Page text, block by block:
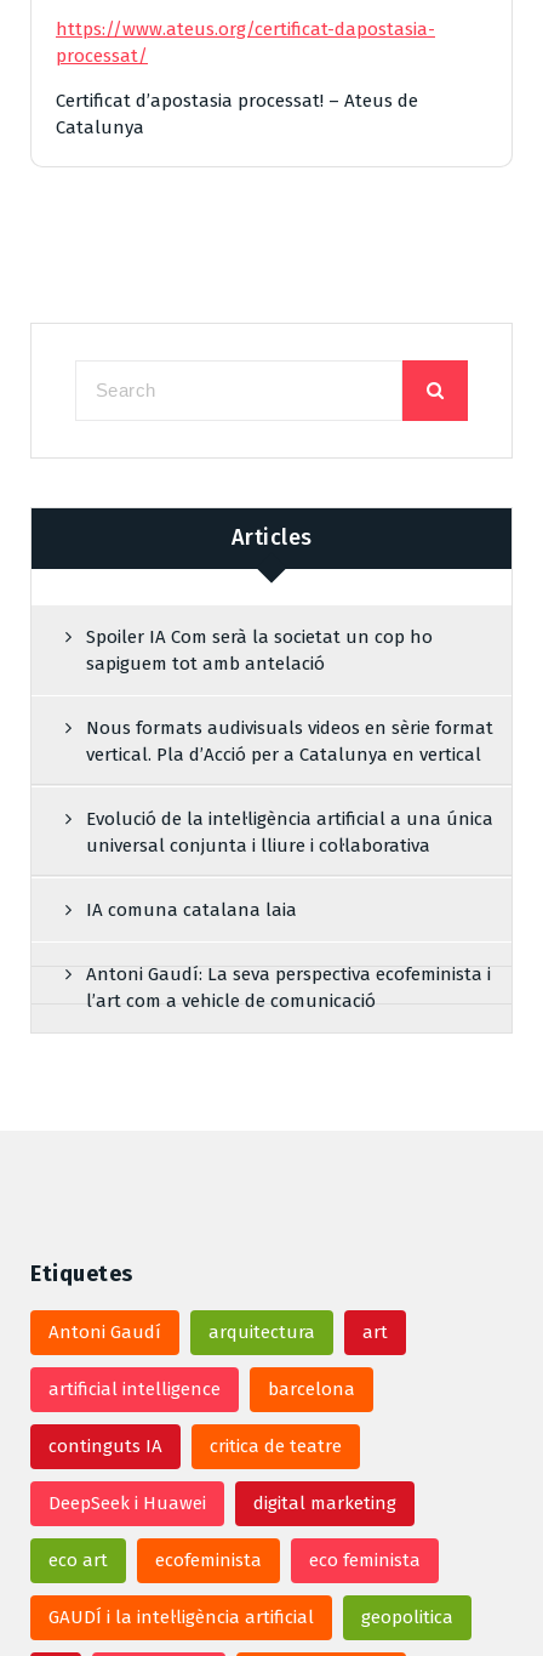
https://www.ateus.org/certificat-dapostasia-
processat/
Certificat d’apostasia processat! – Ateus de
Catalunya
Articles
Spoiler IA Com serà la societat un cop ho
sapiguem tot amb antelació
Nous formats audivisuals videos en sèrie format
vertical. Pla d’Acció per a Catalunya en vertical
Evolució de la intel·ligència artificial a una única
universal conjunta i lliure i col·laborativa
IA comuna catalana laia
Antoni Gaudí: La seva perspectiva ecofeminista i
l’art com a vehicle de comunicació
Etiquetes
Antoni Gaudí arquitectura art
artificial intelligence barcelona
continguts IA critica de teatre
DeepSeek i Huawei digital marketing
eco art ecofeminista eco feminista
GAUDÍ i la intel·ligència artificial geopolitica